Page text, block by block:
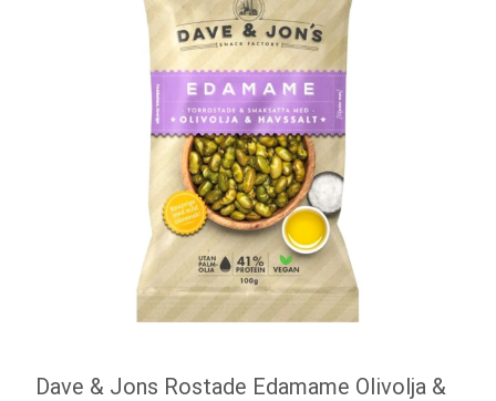
Dave & Jons Rostade Edamame Olivolja &